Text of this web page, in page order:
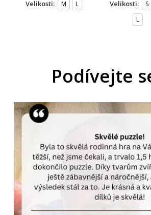
Velikosti: M L Velikosti:
S
L
Podívejte